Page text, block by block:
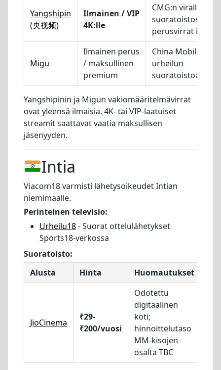
Yangshipin
(央视频)
Ilmainen / VIP
4K:lle
CMG:n virallinen
perusvirrat
Migu
Ilmainen perus
/ maksullinen
premium
China Mobilen
urheilun
suoratoistoalusta
Yangshipinin ja Migun vakiomääritelmävirrat
ovat yleensä ilmaisia. 4K- tai VIP-laatuiset
streamit saattavat vaatia maksullisen
jäsenyyden.
Intia
Viacom18 varmisti lähetysoikeudet Intian
niemimaalle.
Perinteinen televisio:
Urheilu18- Suorat ottelulähetykset
Sports18-verkossa
Suoratoisto:
Alusta
Hinta Huomautukset
JioCinema
₹29-
₹200/vuosi
Odotettu
digitaalinen
koti;
hinnoittelutaso
MM-kisojen
osalta TBC